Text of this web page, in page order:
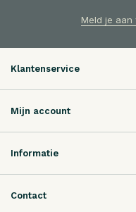
Meld je
Klantenservice
Mijn account
Informatie
Contact